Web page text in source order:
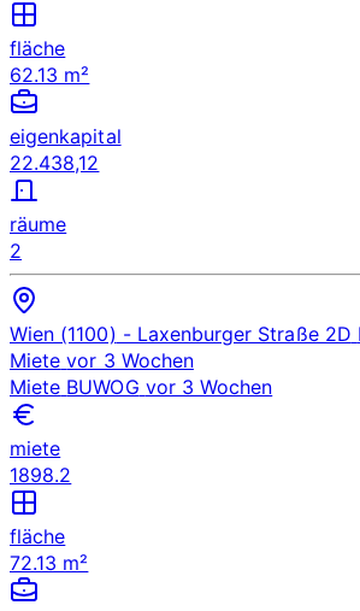
fläche
62.13 m²
eigenkapital
22.438,12
räume
2
Wien (1100) - Laxenburger Straße 2D
Miete vor 3 Wochen
Miete BUWOG vor 3 Wochen
miete
1898.2
fläche
72.13 m²